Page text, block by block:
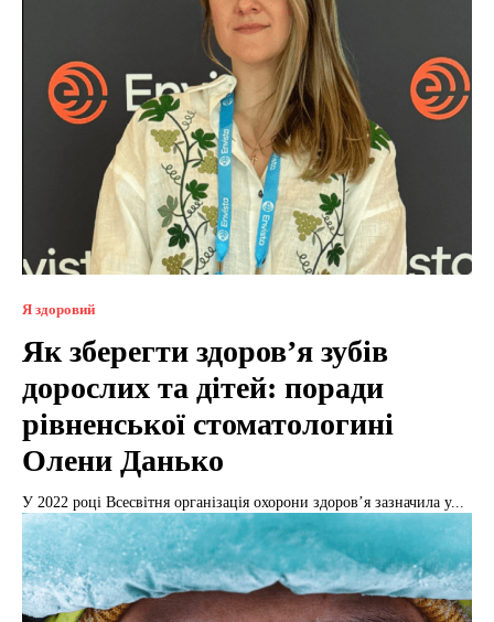
Я здоровий
Як зберегти здоров’я зубів
дорослих та дітей: поради
рівненської стоматологині
Олени Данько
У 2022 році Всесвітня організація охорони здоров’я зазначила у...